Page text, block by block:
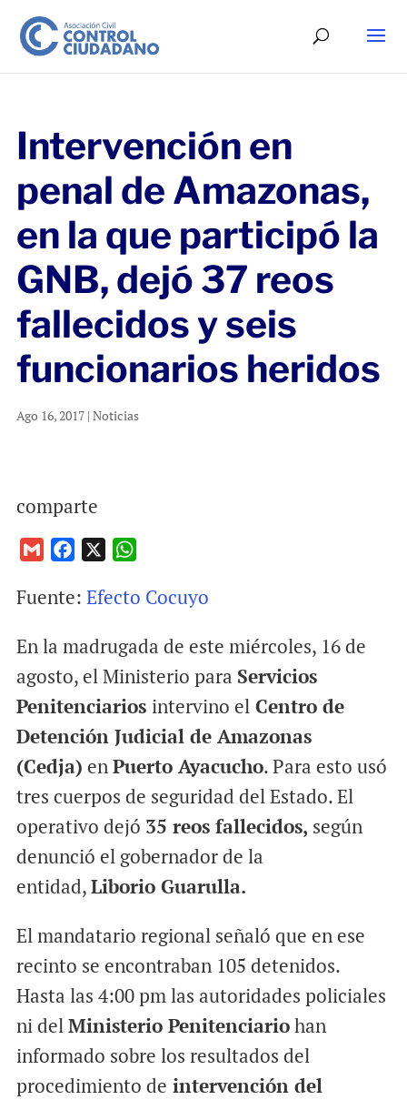
Intervención en
penal de Amazonas,
en la que participó la
GNB, dejó 37 reos
fallecidos y seis
funcionarios heridos
Ago 16, 2017| Noticias
comparte
a
l
c
b
o
k
a
s
A
p
Fuente: Efecto Cocuyo
En la madrugada de este miércoles, 16 de
agosto, el Ministerio para Servicios
Penitenciarios intervino elCentro de
Detención Judicial de Amazonas
(Cedja) enPuerto Ayacucho. Para esto usó
tres cuerpos de seguridad del Estado. El
operativo dejó 35 reos fallecidos, según
denunció el gobernador de la
entidad,Liborio Guarulla.
El mandatario regional señaló que en ese
recinto se encontraban 105 detenidos.
Hasta las 4:00 pm las autoridades policiales
ni delMinisterio Penitenciariohan
informado sobre los resultados del
procedimiento de intervención del